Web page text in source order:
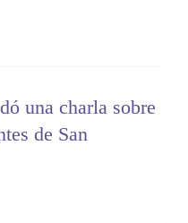
una charla sobre
de San